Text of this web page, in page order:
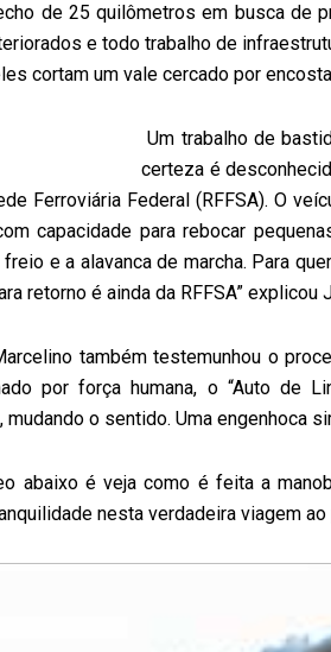
de 25 quilômetros em busca de
e todo trabalho de
cortam um vale cercado por
Um trabalho de
certeza é
Ferroviária Federal (RFFSA). O
capacidade para rebocar
e a alavanca de marcha. Para
retorno é ainda da RFFSA” explicou
também testemunhou o
por força humana, o “Auto
mudando o sentido. Uma engenhoca
abaixo é veja como é feita a
nesta verdadeira viagem